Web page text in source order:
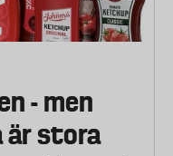
- men
är stora